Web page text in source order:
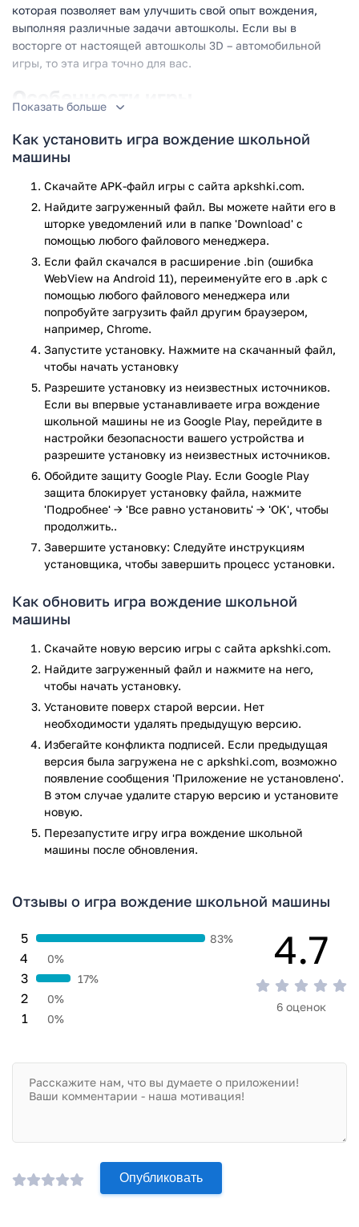
которая позволяет вам улучшить свой опыт вождения,
выполняя различные задачи автошколы. Если вы в
восторге от настоящей автошколы 3D – автомобильной
игры, то эта игра точно для вас.
Особенности игры
представляет собой реалистичный симулятор
вождения, который отличается от других игр по
вождению автомобиля.
Изучение правил вождения: В этом автомобильном
симуляторе 2023 года вы изучите правила и нормы
вождения городского автомобиля.
Автономные автомобильные игры: После загрузки вы
можете свободно играть в автономные
автомобильные игры без Wi-Fi.
Потрясающая графика: Наслаждайтесь симулятором
автомобильных игр с потрясающей графикой,
огромными настраиваемыми транспортными
средствами и множеством захватывающих миссий
по вождению автомобиля.
Как играть
В этой автомобильной игре 3D 2022 года вы будете
выполнять разные задачи на каждом уровне
автомобильной игры. Если вы не соблюдаете правила и
нормы дорожного движения, ваши новые уровни
автомобильных игр потерпят неудачу, и тогда вы
перезапустите автомобильную игру 2023 3D.
Скачать игру
Чтобы получить настоящий опыт вождения автомобиля,
необходимо загрузить нашу автомобильную игру-
Play. Игра доступна для скачивания бесплатно, и вы
можете установить ее на свое устройство Android в
формате apk.
В целом, "Вождение школьной машины" - это
увлекательная и обучающая игра, которая поможет вам
улучшить свои навыки вождения и понять основы
дорожного движения. Не упустите возможность скачать
эту игру бесплатно на свое устройство Android и начать
свое путешествие в мир вождения автомобиля уже
Игра игра вождение школьной машины прошла проверку
Показать больше
Как установить игра вождение школьной
машины
Скачайте APK-файл игры с сайта apkshki.com.
Найдите загруженный файл. Вы можете найти его в
шторке уведомлений или в папке 'Download' с
помощью любого файлового менеджера.
Если файл скачался в расширение .bin (ошибка
WebView на Android 11), переименуйте его в .apk с
помощью любого файлового менеджера или
попробуйте загрузить файл другим браузером,
например, Chrome.
Запустите установку. Нажмите на скачанный файл,
чтобы начать установку
Разрешите установку из неизвестных источников.
Если вы впервые устанавливаете игра вождение
школьной машины не из Google Play, перейдите в
настройки безопасности вашего устройства и
разрешите установку из неизвестных источников.
Обойдите защиту Google Play. Если Google Play
защита блокирует установку файла, нажмите
'Подробнее' → 'Все равно установить' → 'OK', чтобы
продолжить..
Завершите установку: Следуйте инструкциям
установщика, чтобы завершить процесс установки.
Как обновить игра вождение школьной
машины
Скачайте новую версию игры с сайта apkshki.com.
Найдите загруженный файл и нажмите на него,
чтобы начать установку.
Установите поверх старой версии. Нет
необходимости удалять предыдущую версию.
Избегайте конфликта подписей. Если предыдущая
версия была загружена не с apkshki.com, возможно
появление сообщения 'Приложение не установлено'.
В этом случае удалите старую версию и установите
новую.
Перезапустите игру игра вождение школьной
машины после обновления.
Отзывы о игра вождение школьной машины
1 0%
2 0%
3 17%
4 0%
5 83% 4.7
6 оценок
Опубликовать